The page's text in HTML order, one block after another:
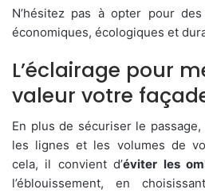
N’hésitez pas à opter pour
économiques, écologiques et
L’éclairage pour
valeur votre
En plus de sécuriser le
les lignes et les volumes de
cela, il convient d’éviter les
l’éblouissement, en